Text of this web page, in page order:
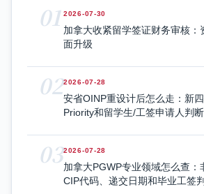
01 2026-07-30
加拿大收紧留学签证财务审核：
面升级
022026-07-28
安省OINP重设计后怎么走：新
Priority和留学生/工签申请人判断
032026-07-28
加拿大PGWP专业领域怎么查：
CIP代码、递交日期和毕业工签